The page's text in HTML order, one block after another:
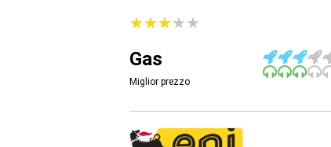
★★★★★
★★★★★
Gas
Miglior prezzo